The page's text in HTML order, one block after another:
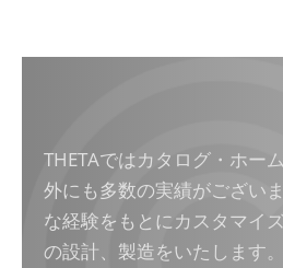
THETAではカタログ・ホー
外にも多数の実績がござい
な経験をもとにカスタマイ
の設計、製造をいたします